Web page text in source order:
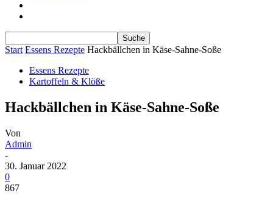
Start Essens Rezepte Hackbällchen in Käse-Sahne-Soße
Essens Rezepte
Kartoffeln & Klöße
Hackbällchen in Käse-Sahne-Soße
Von
Admin
-
30. Januar 2022
0
867